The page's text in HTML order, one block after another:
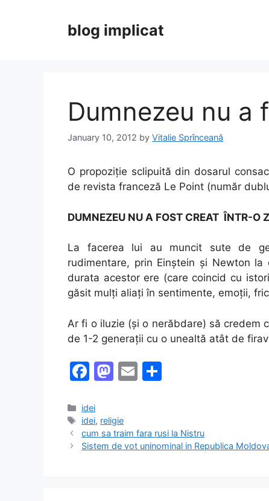
blog implicat
Dumnezeu nu
January 10, 2012 by Vitalie Sprînceană
O propoziție sclipuită din dosarul
de revista franceză Le Point (număr
DUMNEZEU NU A FOST CREAT ÎNTR-O
La facerea lui au muncit sute de
rudimentare, prin Einștein și Newton
durata acestor ere (care coincid cu
găsit mulți aliați în sentimente, emoții,
Ar fi o iluzie (și o nerăbdare) să credem
de 1-2 generații cu o unealtă atât de
F
c
e
b
M
o
d
E
l
e
Categories
idei
Tags
idei, religie
cum sa traim fara rusi la Nistru
Sistem de vot uninominal in Republica